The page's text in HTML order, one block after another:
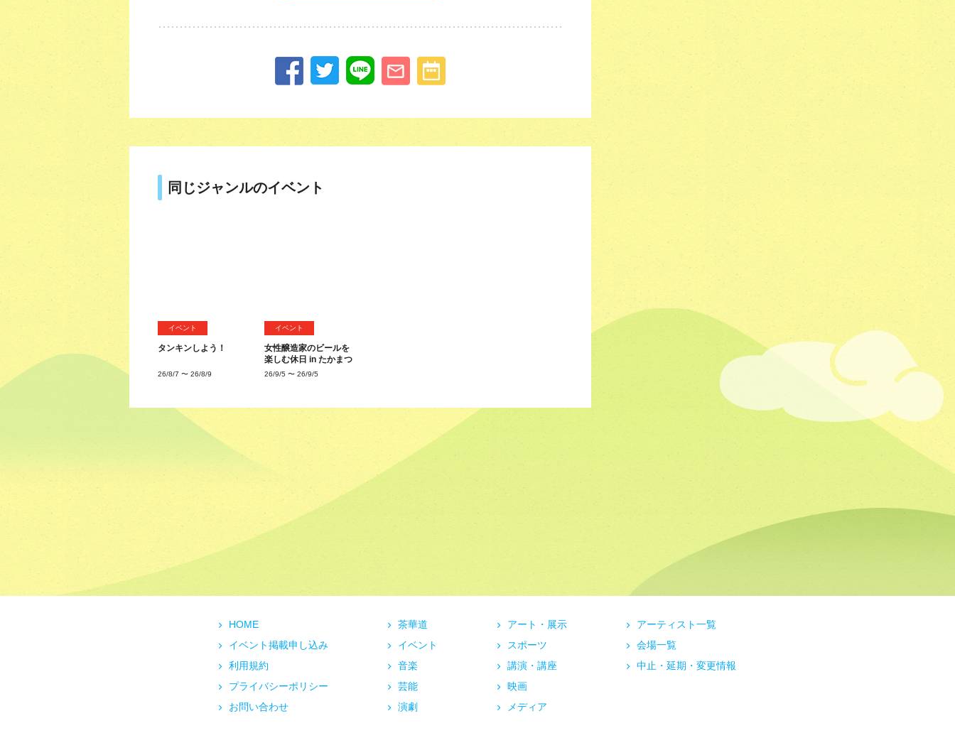
同じジャンルのイベント
イベント
タンキンしよう！
26/8/7 〜 26/8/9
イベント
女性醸造家のビールを
楽しむ休日 in たかまつ
26/9/5 〜 26/9/5
HOME
イベント掲載申し込み
利用規約
プライバシーポリシー
お問い合わせ
茶華道
イベント
音楽
芸能
演劇
アート・展示
スポーツ
講演・講座
映画
メディア
アーティスト一覧
会場一覧
中止・延期・変更情報